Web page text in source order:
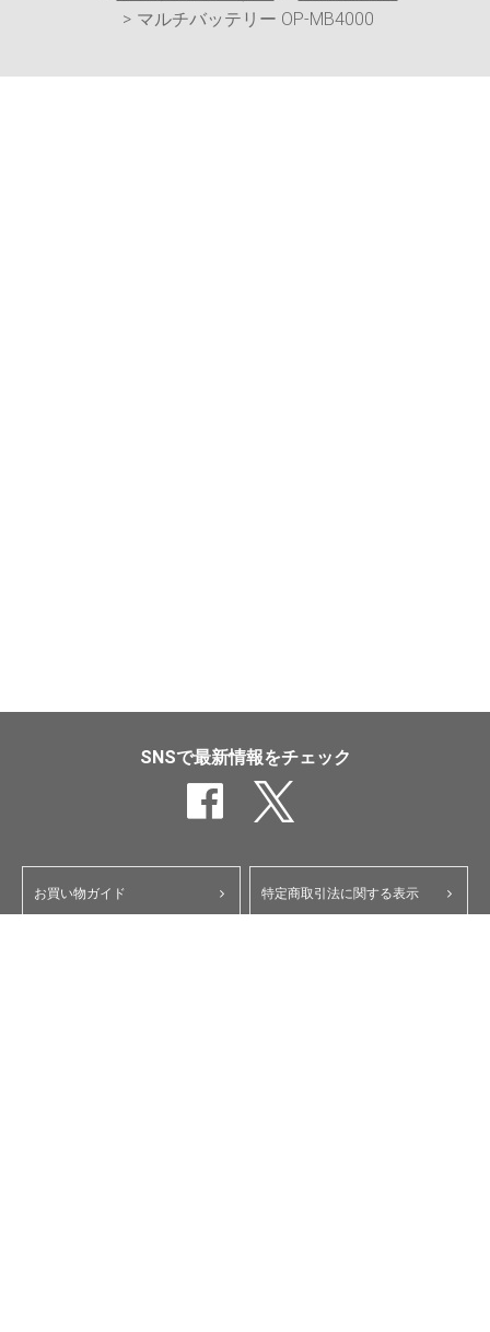
マルチバッテリー OP-MB4000
SNSで最新情報をチェック
お買い物ガイド 特定商取引法に関する表示